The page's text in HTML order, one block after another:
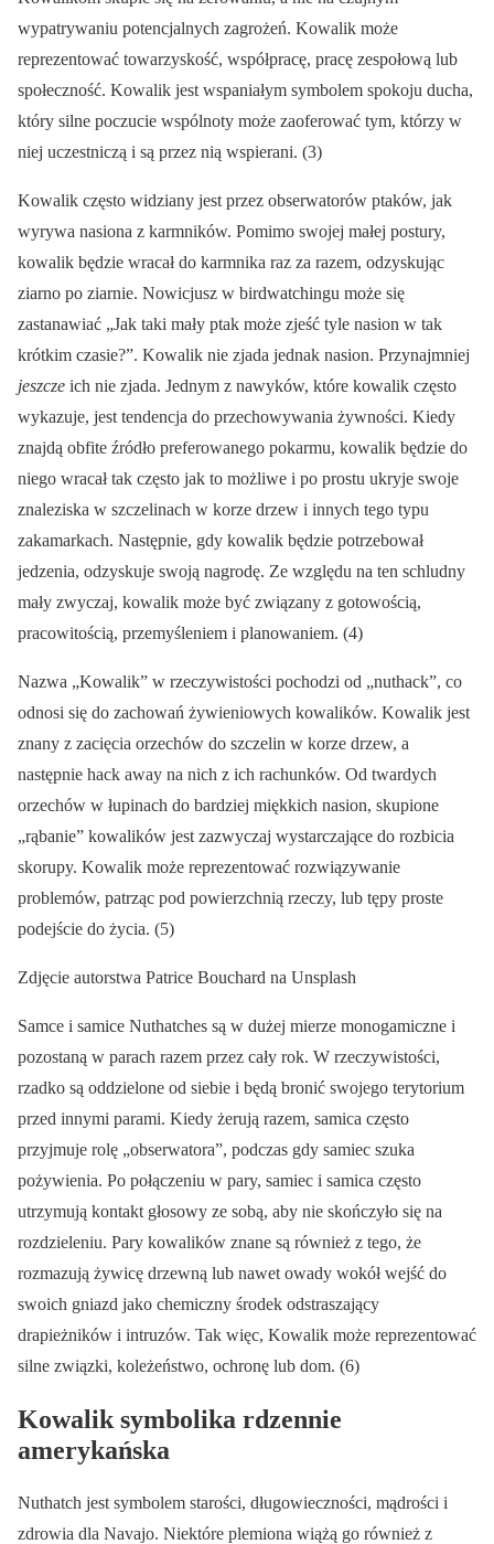
wypatrywaniu potencjalnych zagrożeń. Kowalik może
reprezentować towarzyskość, współpracę, pracę zespołową lub
społeczność. Kowalik jest wspaniałym symbolem spokoju ducha,
który silne poczucie wspólnoty może zaoferować tym, którzy w
niej uczestniczą i są przez nią wspierani. (3)
Kowalik często widziany jest przez obserwatorów ptaków, jak
wyrywa nasiona z karmników. Pomimo swojej małej postury,
kowalik będzie wracał do karmnika raz za razem, odzyskując
ziarno po ziarnie. Nowicjusz w birdwatchingu może się
zastanawiać „Jak taki mały ptak może zjeść tyle nasion w tak
krótkim czasie?”. Kowalik nie zjada jednak nasion. Przynajmniej
jeszcze ich nie zjada. Jednym z nawyków, które kowalik często
wykazuje, jest tendencja do przechowywania żywności. Kiedy
znajdą obfite źródło preferowanego pokarmu, kowalik będzie do
niego wracał tak często jak to możliwe i po prostu ukryje swoje
znaleziska w szczelinach w korze drzew i innych tego typu
zakamarkach. Następnie, gdy kowalik będzie potrzebował
jedzenia, odzyskuje swoją nagrodę. Ze względu na ten schludny
mały zwyczaj, kowalik może być związany z gotowością,
pracowitością, przemyśleniem i planowaniem. (4)
Nazwa „Kowalik” w rzeczywistości pochodzi od „nuthack”, co
odnosi się do zachowań żywieniowych kowalików. Kowalik jest
znany z zacięcia orzechów do szczelin w korze drzew, a
następnie hack away na nich z ich rachunków. Od twardych
orzechów w łupinach do bardziej miękkich nasion, skupione
„rąbanie” kowalików jest zazwyczaj wystarczające do rozbicia
skorupy. Kowalik może reprezentować rozwiązywanie
problemów, patrząc pod powierzchnią rzeczy, lub tępy proste
podejście do życia. (5)
Zdjęcie autorstwa Patrice Bouchard na Unsplash
Samce i samice Nuthatches są w dużej mierze monogamiczne i
pozostaną w parach razem przez cały rok. W rzeczywistości,
rzadko są oddzielone od siebie i będą bronić swojego terytorium
przed innymi parami. Kiedy żerują razem, samica często
przyjmuje rolę „obserwatora”, podczas gdy samiec szuka
pożywienia. Po połączeniu w pary, samiec i samica często
utrzymują kontakt głosowy ze sobą, aby nie skończyło się na
rozdzieleniu. Pary kowalików znane są również z tego, że
rozmazują żywicę drzewną lub nawet owady wokół wejść do
swoich gniazd jako chemiczny środek odstraszający
drapieżników i intruzów. Tak więc, Kowalik może reprezentować
silne związki, koleżeństwo, ochronę lub dom. (6)
Kowalik symbolika rdzennie
amerykańska
Nuthatch jest symbolem starości, długowieczności, mądrości i
zdrowia dla Navajo. Niektóre plemiona wiążą go również z